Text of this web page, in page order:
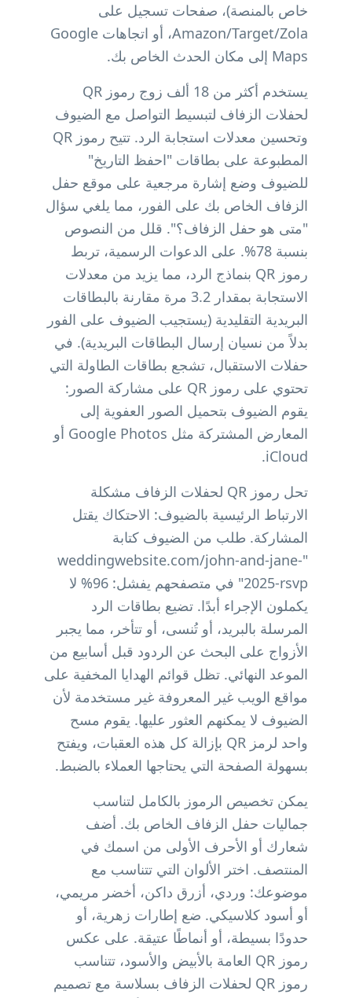
خاص بالمنصة)، صفحات تسجيل على
Amazon/Target/Zola، أو اتجاهات Google
Maps إلى مكان الحدث الخاص بك.
يستخدم أكثر من 18 ألف زوج رموز QR
لحفلات الزفاف لتبسيط التواصل مع الضيوف
وتحسين معدلات استجابة الرد. تتيح رموز QR
المطبوعة على بطاقات "احفظ التاريخ"
للضيوف وضع إشارة مرجعية على موقع حفل
الزفاف الخاص بك على الفور، مما يلغي سؤال
"متى هو حفل الزفاف؟". قلل من النصوص
بنسبة 78%. على الدعوات الرسمية، تربط
رموز QR بنماذج الرد، مما يزيد من معدلات
الاستجابة بمقدار 3.2 مرة مقارنة بالبطاقات
البريدية التقليدية (يستجيب الضيوف على الفور
بدلاً من نسيان إرسال البطاقات البريدية). في
حفلات الاستقبال، تشجع بطاقات الطاولة التي
تحتوي على رموز QR على مشاركة الصور:
يقوم الضيوف بتحميل الصور العفوية إلى
المعارض المشتركة مثل Google Photos أو
iCloud.
تحل رموز QR لحفلات الزفاف مشكلة
الارتباط الرئيسية بالضيوف: الاحتكاك يقتل
المشاركة. طلب من الضيوف كتابة
"weddingwebsite.com/john-and-jane-
2025-rsvp" في متصفحهم يفشل: 96% لا
يكملون الإجراء أبدًا. تضيع بطاقات الرد
المرسلة بالبريد، أو تُنسى، أو تتأخر، مما يجبر
الأزواج على البحث عن الردود قبل أسابيع من
الموعد النهائي. تظل قوائم الهدايا المخفية على
مواقع الويب غير المعروفة غير مستخدمة لأن
الضيوف لا يمكنهم العثور عليها. يقوم مسح
واحد لرمز QR بإزالة كل هذه العقبات، ويفتح
بسهولة الصفحة التي يحتاجها العملاء بالضبط.
يمكن تخصيص الرموز بالكامل لتناسب
جماليات حفل الزفاف الخاص بك. أضف
شعارك أو الأحرف الأولى من اسمك في
المنتصف. اختر الألوان التي تتناسب مع
موضوعك: وردي، أزرق داكن، أخضر مريمي،
أو أسود كلاسيكي. ضع إطارات زهرية، أو
حدودًا بسيطة، أو أنماطًا عتيقة. على عكس
رموز QR العامة بالأبيض والأسود، تتناسب
رموز QR لحفلات الزفاف بسلاسة مع تصميم